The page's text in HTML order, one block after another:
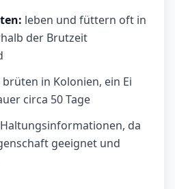
leben und füttern oft in
der Brutzeit
brüten in Kolonien, ein Ei
circa 50 Tage
da
geeignet und